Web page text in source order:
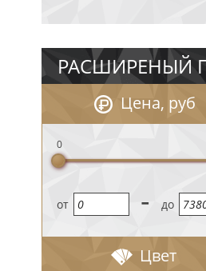
РАСШИРЕНЫЙ
Цена, руб
0
oт - до
Цвет